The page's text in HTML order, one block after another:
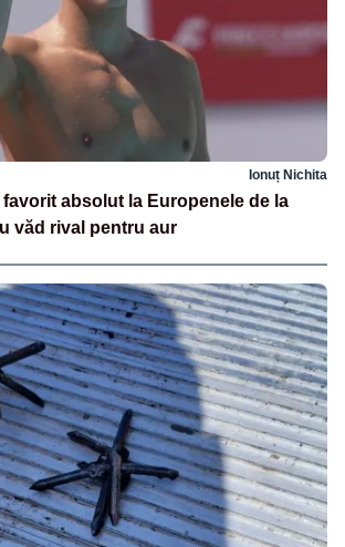
Ionuț Nichita
absolut la Europenele de la
văd rival pentru aur